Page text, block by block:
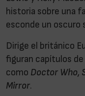
historia sobre una
esconde un oscuro
Dirige el británico
figuran capítulos
como Doctor Who,
Mirror.